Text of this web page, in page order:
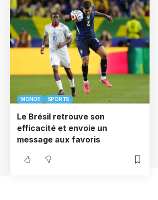
MONDE SPORTS
Le Brésil retrouve son
efficacité et envoie un
message aux favoris